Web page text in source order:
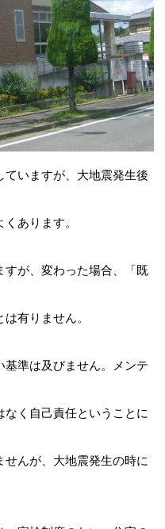
いますが、大地震発生後
あります。
すが、変わった場合、「既
有りません。
準は及びません。メンテ
なく自己責任ということに
んが、大地震発生の時に